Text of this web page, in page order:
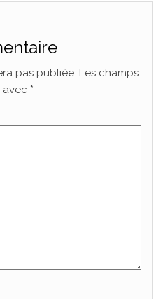
pas publiée. Les champs
avec *